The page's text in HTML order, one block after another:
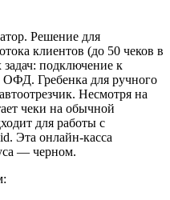
Решение для
клиентов (до 50 чеков в
подключение к
ОФД. Гребенка для ручного
Несмотря на
чеки на обычной
для работы с
Эта онлайн-касса
— черном.